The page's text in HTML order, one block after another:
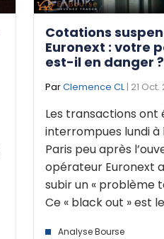
Cotations
Euronext : votre
est-il en danger ?
ParClemence CL| 21 Oct.
Les transactions ont
interrompues lundi à
Paris peu après
opérateur Euronext
subir un « problème
Ce « black out » est
Analyse Bourse